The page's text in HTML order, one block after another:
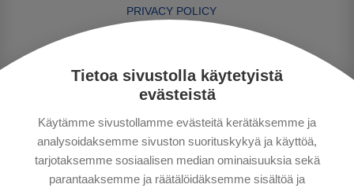
Tietoa sivustolla käytetyistä
evästeistä
Käytämme sivustollamme evästeitä kerätäksemme ja
analysoidaksemme sivuston suorituskykyä ja käyttöä,
tarjotaksemme sosiaalisen median ominaisuuksia sekä
parantaaksemme ja räätälöidäksemme sisältöä ja
PRIVACY POLICY
GOOD TO KNOW